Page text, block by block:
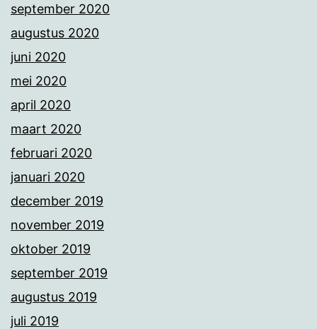
september 2020
augustus 2020
juni 2020
mei 2020
april 2020
maart 2020
februari 2020
januari 2020
december 2019
november 2019
oktober 2019
september 2019
augustus 2019
juli 2019